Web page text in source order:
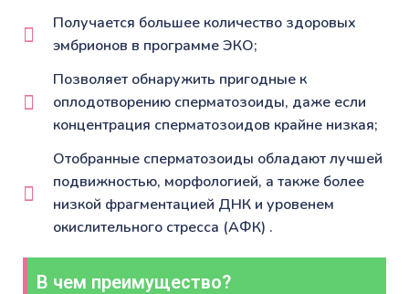
Получается большее количество здоровых
эмбрионов в программе ЭКО;
Позволяет обнаружить пригодные к
оплодотворению сперматозоиды, даже если
концентрация сперматозоидов крайне низкая;
Отобранные сперматозоиды обладают лучшей
подвижностью, морфологией, а также более
низкой фрагментацией ДНК и уровенем
окислительного стресса (АФК) .
В чем преимущество?